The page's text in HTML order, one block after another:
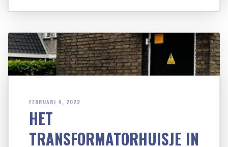
FEBRUARI 4, 2022
HET
TRANSFORMATORHUISJE IN